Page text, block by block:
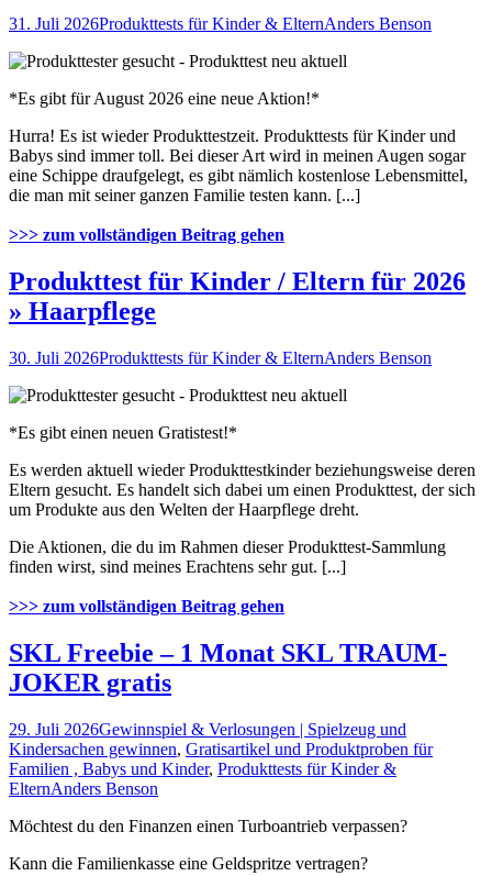
31. Juli 2026Produkttests für Kinder & ElternAnders Benson
*Es gibt für August 2026 eine neue Aktion!*
Hurra! Es ist wieder Produkttestzeit. Produkttests für Kinder und
Babys sind immer toll. Bei dieser Art wird in meinen Augen sogar
eine Schippe draufgelegt, es gibt nämlich kostenlose Lebensmittel,
die man mit seiner ganzen Familie testen kann. [...]
>>> zum vollständigen Beitrag gehen
Produkttest für Kinder / Eltern für 2026
» Haarpflege
30. Juli 2026Produkttests für Kinder & ElternAnders Benson
*Es gibt einen neuen Gratistest!*
Es werden aktuell wieder Produkttestkinder beziehungsweise deren
Eltern gesucht. Es handelt sich dabei um einen Produkttest, der sich
um Produkte aus den Welten der Haarpflege dreht.
Die Aktionen, die du im Rahmen dieser Produkttest-Sammlung
finden wirst, sind meines Erachtens sehr gut. [...]
>>> zum vollständigen Beitrag gehen
SKL Freebie – 1 Monat SKL TRAUM-
JOKER gratis
29. Juli 2026Gewinnspiel & Verlosungen | Spielzeug und
Kindersachen gewinnen, Gratisartikel und Produktproben für
Familien , Babys und Kinder, Produkttests für Kinder &
ElternAnders Benson
Möchtest du den Finanzen einen Turboantrieb verpassen?
Kann die Familienkasse eine Geldspritze vertragen?